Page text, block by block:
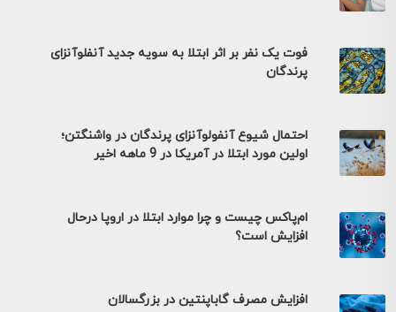
فوت یک نفر بر اثر ابتلا به سویه جدید آنفلوآنزای
پرندگان
احتمال شیوع آنفولوآنزای پرندگان در واشنگتن؛
اولین مورد ابتلا در آمریکا در 9 ماهه اخیر
ام‌پاکس چیست و چرا موارد ابتلا در اروپا درحال
افزایش است؟
افزایش مصرف گاباپنتین در بزرگسالان